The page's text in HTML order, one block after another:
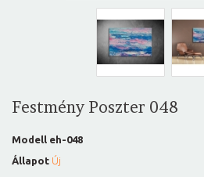
Festmény Poszter 048
Modell eh-048
Állapot Új